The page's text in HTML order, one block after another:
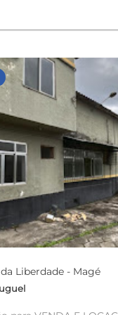
Galpão em Vila da Liberdade - Magé